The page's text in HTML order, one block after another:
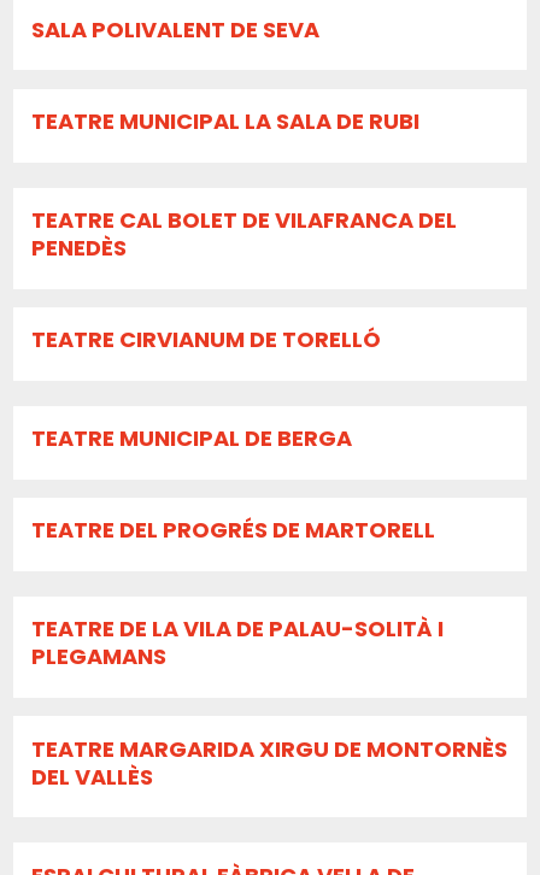
SALA POLIVALENT DE SEVA
TEATRE MUNICIPAL LA SALA DE RUBI
TEATRE CAL BOLET DE VILAFRANCA DEL
PENEDÈS
TEATRE CIRVIANUM DE TORELLÓ
TEATRE MUNICIPAL DE BERGA
TEATRE DEL PROGRÉS DE MARTORELL
TEATRE DE LA VILA DE PALAU-SOLITÀ I
PLEGAMANS
TEATRE MARGARIDA XIRGU DE MONTORNÈS
DEL VALLÈS